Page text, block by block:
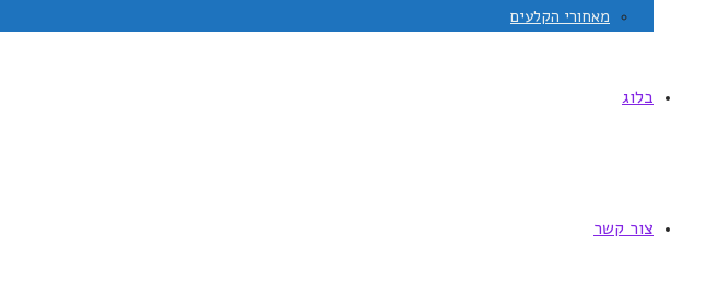
מאחורי הקלעים
בלוג
צור קשר